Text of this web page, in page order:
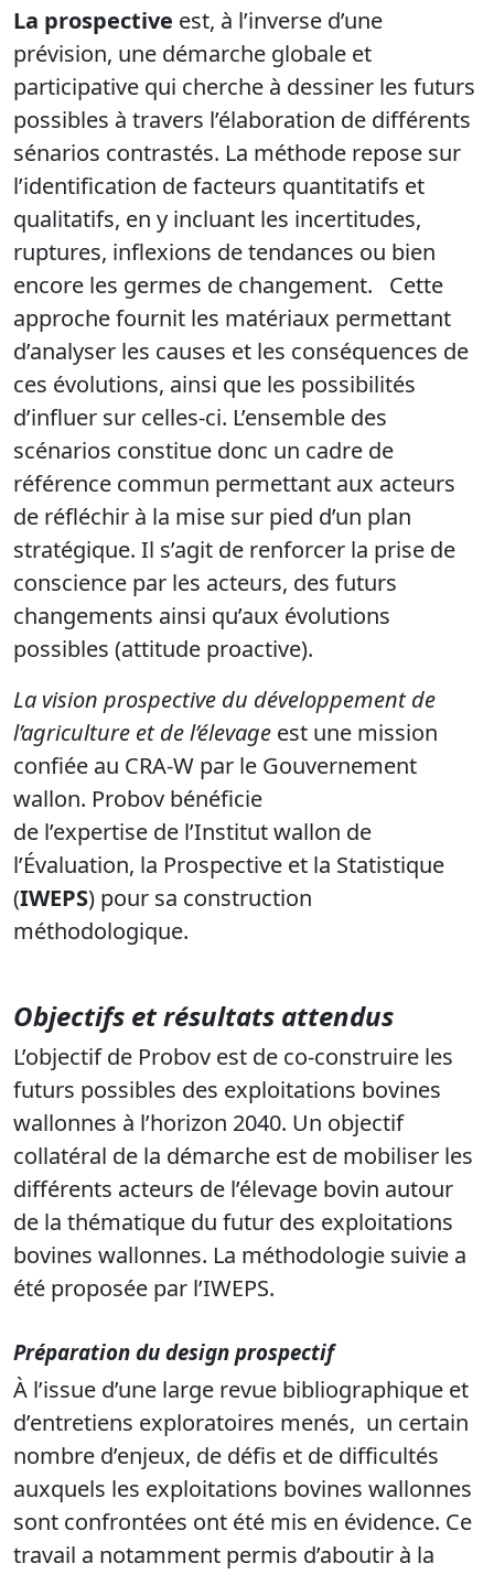
La prospective est, à l’inverse d’une
prévision, une démarche globale et
participative qui cherche à dessiner les futurs
possibles à travers l’élaboration de différents
sénarios contrastés. La méthode repose sur
l’identification de facteurs quantitatifs et
qualitatifs, en y incluant les incertitudes,
ruptures, inflexions de tendances ou bien
encore les germes de changement. Cette
approche fournit les matériaux permettant
d’analyser les causes et les conséquences de
ces évolutions, ainsi que les possibilités
d’influer sur celles-ci. L’ensemble des
scénarios constitue donc un cadre de
référence commun permettant aux acteurs
de réfléchir à la mise sur pied d’un plan
stratégique. Il s’agit de renforcer la prise de
conscience par les acteurs, des futurs
changements ainsi qu’aux évolutions
possibles (attitude proactive).
La vision prospective du développement de
l’agriculture et de l’élevage est une mission
confiée au CRA-W par le Gouvernement
wallon. Probov bénéficie
de l’expertise de l’Institut wallon de
l’Évaluation, la Prospective et la Statistique
(IWEPS) pour sa construction
méthodologique.
Objectifs et résultats attendus
L’objectif de Probov est de co-construire les
futurs possibles des exploitations bovines
wallonnes à l’horizon 2040. Un objectif
collatéral de la démarche est de mobiliser les
différents acteurs de l’élevage bovin autour
de la thématique du futur des exploitations
bovines wallonnes. La méthodologie suivie a
été proposée par l’IWEPS.
Préparation du design prospectif
À l’issue d’une large revue bibliographique et
d’entretiens exploratoires menés, un certain
nombre d’enjeux, de défis et de difficultés
auxquels les exploitations bovines wallonnes
sont confrontées ont été mis en évidence. Ce
travail a notamment permis d’aboutir à la